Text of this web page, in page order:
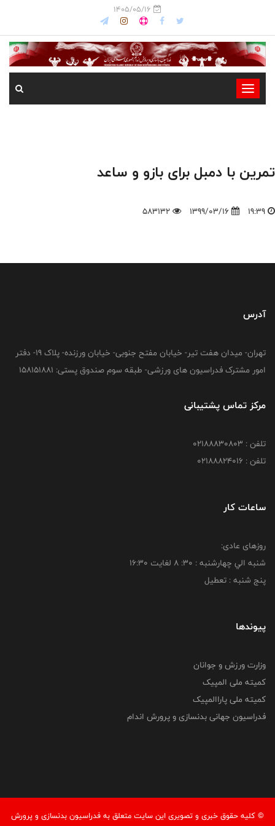
1405/05/16
-
-
-
تمرین با دمبل برای بازو و ساعد
19:39
1399/03/16
583132
آدرس
تهران- میدان هفت تیر- خیابان مفتح جنوبی- خیابان ورزنده- پلاک 19- دفتر
امور مشترک فدراسیون های ورزشی- طبقه سوم صندوق پستی: 158151881
مرکز تماس پشتیبانی
تلفن : 02188830803
تلفن : 02188824016
ساعات کار
روزهای عادی:
شنبه الي چهارشنبه : 30: 8 لغايت 16:30
پنج شنبه : تعطیل
پیوندها
وزارت ورزش و جوانان
کمیته ملی المپیک
کمیته ملی پاراالمپیک
فدراسیون جهانی بدنسازی و پرورش اندام
© کليه حقوق خبری و تصويری اين سايت متعلق به فدراسيون بدنسازی و پرورش